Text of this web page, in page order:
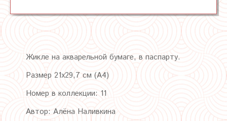
Жикле на акварельной бумаге, в паспарту.
Размер 21х29,7 см (А4)
Номер в коллекции: 11
Автор: Алёна Наливкина